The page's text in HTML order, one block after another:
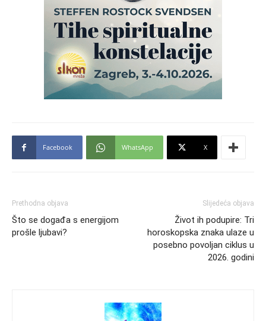
Facebook WhatsApp X
Prethodna objava
Što se događa s energijom
prošle ljubavi?
Slijedeća objava
Život ih podupire: Tri
horoskopska znaka ulaze u
posebno povoljan ciklus u
2026. godini